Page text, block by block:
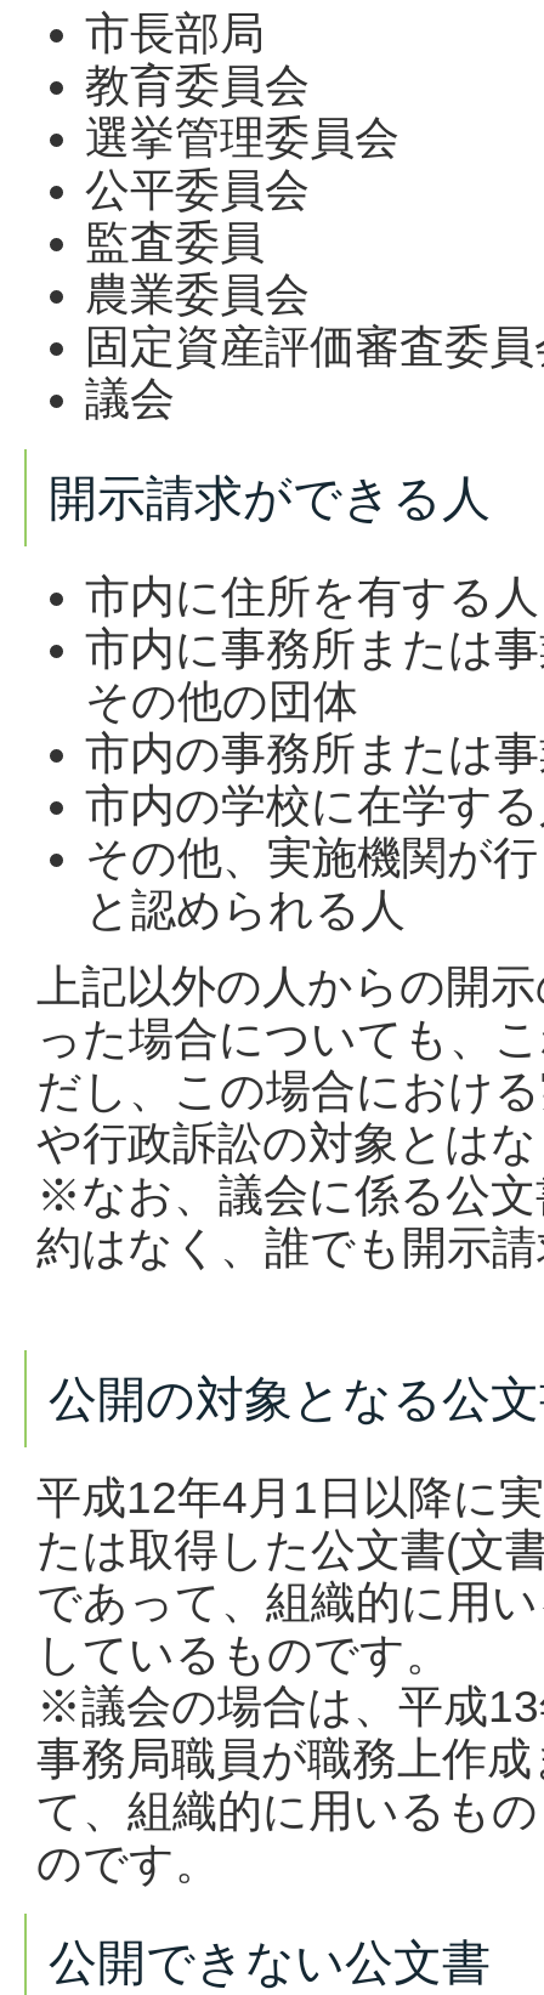
市長部局
教育委員会
選挙管理委員会
公平委員会
監査委員
農業委員会
固定資産評価審査委
議会
開示請求ができる人
市内に住所を有する人
市内に事務所または
その他の団体
市内の事務所または
市内の学校に在学す
その他、実施機関が
と認められる人
上記以外の人からの開
った場合についても、
だし、この場合におけ
や行政訴訟の対象とは
※なお、議会に係る公
約はなく、誰でも開示
公開の対象となる公
平成12年4月1日以降に
たは取得した公文書(文
であって、組織的に用
しているものです。
※議会の場合は、平成
事務局職員が職務上作
て、組織的に用いるも
のです。
公開できない公文書